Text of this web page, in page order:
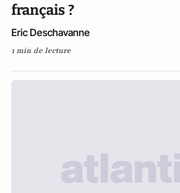
français ?
Eric Deschavanne
1 min de lecture